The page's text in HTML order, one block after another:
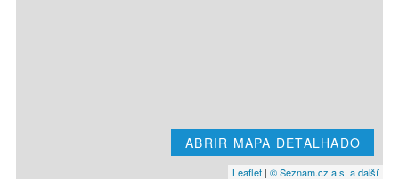
ABRIR MAPA DETALHADO
Leaflet | © Seznam.cz a.s. a další